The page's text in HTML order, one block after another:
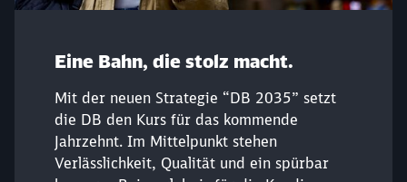
Eine Bahn, die stolz macht.
Mit der neuen Strategie “DB 2035” setzt
die DB den Kurs für das kommende
Jahrzehnt. Im Mittelpunkt stehen
Verlässlichkeit, Qualität und ein spürbar